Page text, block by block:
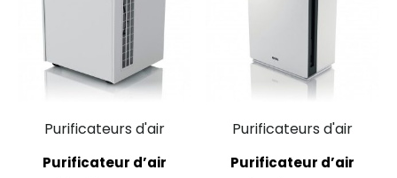
Purificateurs d'air
Purificateur d’air
Purificateurs d'air
Purificateur d’air